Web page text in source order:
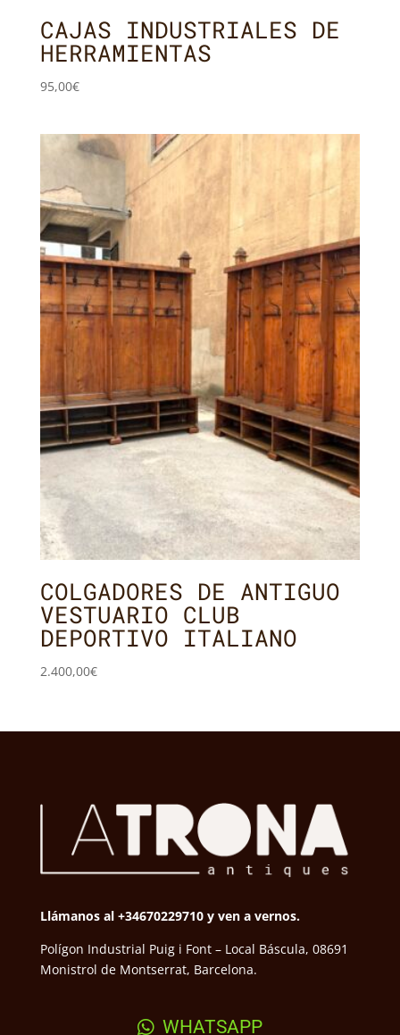
CAJAS INDUSTRIALES DE
HERRAMIENTAS
95,00€
COLGADORES DE ANTIGUO
VESTUARIO CLUB
DEPORTIVO ITALIANO
2.400,00€
Llámanos al +34670229710 y ven a vernos.
Polígon Industrial Puig i Font – Local Báscula, 08691
Monistrol de Montserrat, Barcelona.
WHATSAPP